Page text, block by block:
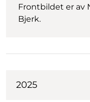
Frontbildet er av
Bjerk.
2025